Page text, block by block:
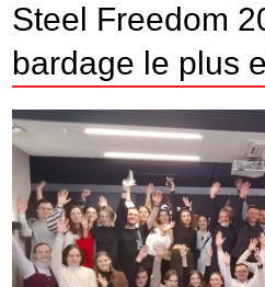
Steel Freedom
bardage le plus